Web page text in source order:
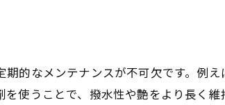
的なメンテナンスが不可欠です。例
使うことで、撥水性や艶をより長く維